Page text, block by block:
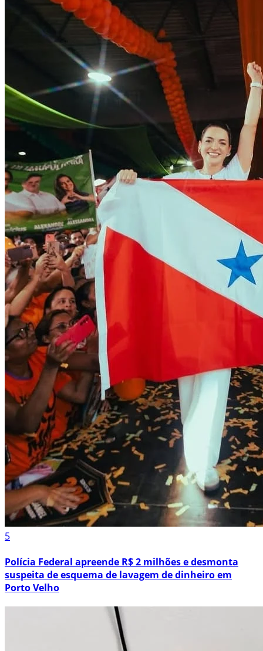
5
Polícia Federal apreende R$ 2 milhões e desmonta
suspeita de esquema de lavagem de dinheiro em
Porto Velho